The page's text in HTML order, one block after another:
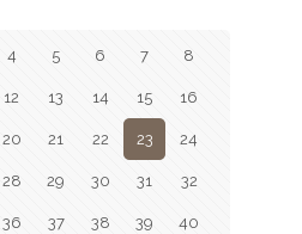
4 5 6 7 8
12 13 14 15 16
20 21 22 23 24
28 29 30 31 32
36 37 38 39 40